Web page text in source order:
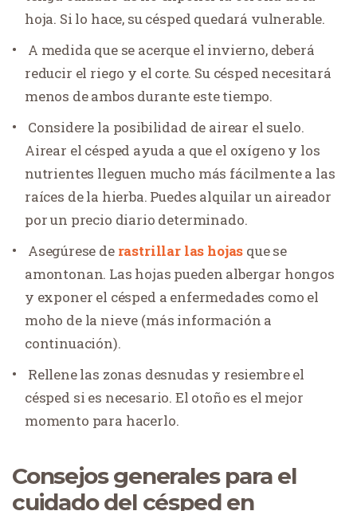
hoja. Si lo hace, su césped quedará vulnerable.
A medida que se acerque el invierno, deberá
reducir el riego y el corte. Su césped necesitará
menos de ambos durante este tiempo.
Considere la posibilidad de airear el suelo.
Airear el césped ayuda a que el oxígeno y los
nutrientes lleguen mucho más fácilmente a las
raíces de la hierba. Puedes alquilar un aireador
por un precio diario determinado.
Asegúrese de rastrillar las hojas que se
amontonan. Las hojas pueden albergar hongos
y exponer el césped a enfermedades como el
moho de la nieve (más información a
continuación).
Rellene las zonas desnudas y resiembre el
césped si es necesario. El otoño es el mejor
momento para hacerlo.
Consejos generales para el
cuidado del césped en